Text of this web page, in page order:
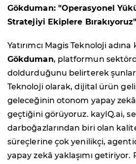
Gökduman: "Operasyonel
Stratejiyi Ekiplere Bırakıyoruz"
Yatırımcı Magis Teknoloji
Gökduman, platformun
doldurduğunu belirterek
Teknoloji olarak, dijital ürün
geleceğinin otonom yapay
geçtiğini görüyoruz. kayIQ.ai,
darboğazlarından biri olan
süreçlerine çok yenilikçi,
yapay zekâ yaklaşımı getiriyor.